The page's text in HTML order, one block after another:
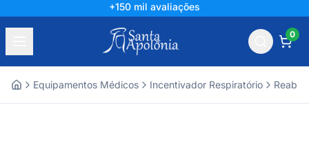
+150 mil avaliações
0
Equipamentos Médicos Incentivador Respiratório